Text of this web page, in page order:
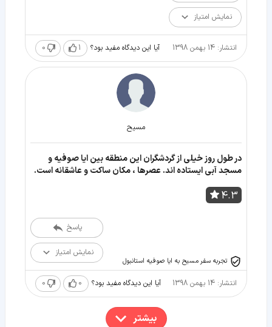
نمایش امتیاز
انتشار: 14 بهمن 1398 آیا این دیدگاه مفید بود؟ 1
0
مسیح
در طول روز خیلی از گردشگران این منطقه بین ایا صوفیه و
مسجد آبی ایستاده اند. عصرها ، مکان ساکت و عاشقانه است.
4.3
تجربه سفر مسیح به ایا صوفیه استانبول
پاسخ
نمایش امتیاز
انتشار: 14 بهمن 1398 آیا این دیدگاه مفید بود؟ 0
0
بیشتر